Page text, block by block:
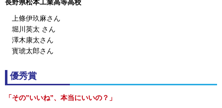
長野県松本工業高等高校
上條伊玖麻さん
堀川英太 さん
澤木康太さん
寳琥太郎さん
優秀賞
「その”いいね”、本当にいいの？ 」